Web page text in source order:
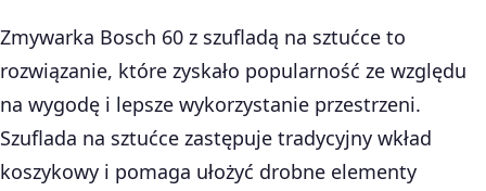
Zmywarka Bosch 60 z szufladą na sztućce to
rozwiązanie, które zyskało popularność ze względu
na wygodę i lepsze wykorzystanie przestrzeni.
Szuflada na sztućce zastępuje tradycyjny wkład
koszykowy i pomaga ułożyć drobne elementy